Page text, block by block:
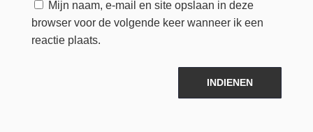
Mijn naam, e-mail en site opslaan in deze
browser voor de volgende keer wanneer ik een
reactie plaats.
INDIENEN